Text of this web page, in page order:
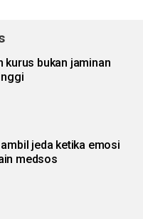
kurus bukan jaminan
jeda ketika emosi
medsos